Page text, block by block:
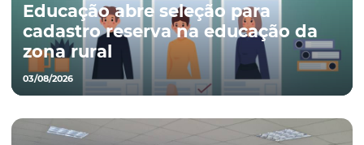
Educação abre seleção para
cadastro reserva na educação da
zona rural
03/08/2026